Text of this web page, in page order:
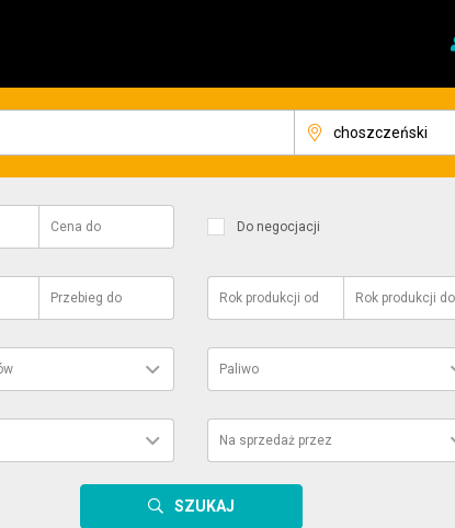
Cena do Do negocjacji
Przebieg do Rok produkcji od Rok produkcji do
Paliwo
Na sprzedaż przez
SZUKAJ